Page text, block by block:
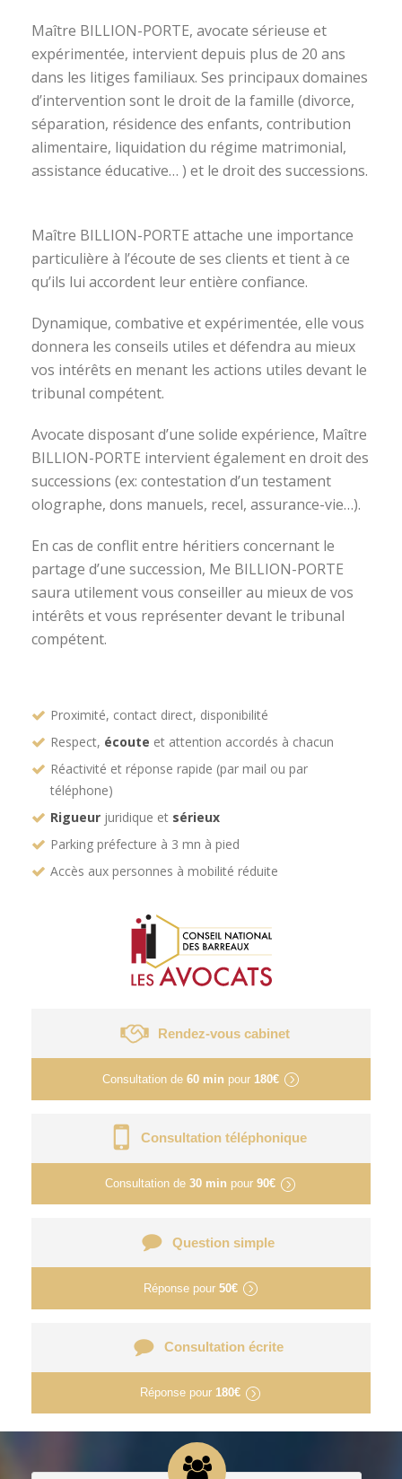
Maître BILLION-PORTE, avocate sérieuse et
expérimentée, intervient depuis plus de 20 ans
dans les litiges familiaux. Ses principaux domaines
d’intervention sont le droit de la famille (divorce,
séparation, résidence des enfants, contribution
alimentaire, liquidation du régime matrimonial,
assistance éducative… ) et le droit des successions.
Maître BILLION-PORTE attache une importance
particulière à l’écoute de ses clients et tient à ce
qu’ils lui accordent leur entière confiance.
Dynamique, combative et expérimentée, elle vous
donnera les conseils utiles et défendra au mieux
vos intérêts en menant les actions utiles devant le
tribunal compétent.
Avocate disposant d’une solide expérience, Maître
BILLION-PORTE intervient également en droit des
successions (ex: contestation d’un testament
olographe, dons manuels, recel, assurance-vie…).
En cas de conflit entre héritiers concernant le
partage d’une succession, Me BILLION-PORTE
saura utilement vous conseiller au mieux de vos
intérêts et vous représenter devant le tribunal
compétent.
Proximité, contact direct, disponibilité
Respect, écoute et attention accordés à chacun
Réactivité et réponse rapide (par mail ou par
téléphone)
Rigueur juridique et sérieux
Parking préfecture à 3 mn à pied
Accès aux personnes à mobilité réduite
Rendez-vous cabinet
Consultation de 60 min pour 180€
Consultation téléphonique
Consultation de 30 min pour 90€
Question simple
Réponse pour 50€
Consultation écrite
Réponse pour 180€